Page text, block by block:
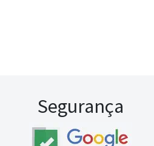
Segurança